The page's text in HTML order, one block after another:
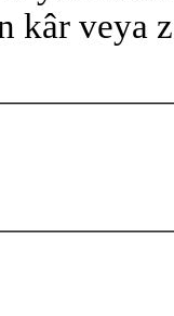
kâr veya